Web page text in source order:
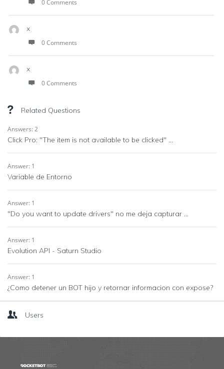
0 Comments
x
0 Comments
x
0 Comments
Related Questions
Answers: 2
Click Pro: "The item is not available to be clicked" ...
Answer: 1
Variable de Entorno
Answer: 1
"Do you want to update drivers" no me deja capturar ...
Answer: 1
Evolution API - Saturn Studio
Answer: 1
¿Como detener un BOT hijo y retornar informacion con expose?
Users
Footer